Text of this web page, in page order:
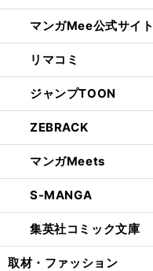
マンガMee公式サイト
リマコミ
ジャンプTOON
ZEBRACK
マンガMeets
S-MANGA
集英社コミック文庫
取材・ファッション